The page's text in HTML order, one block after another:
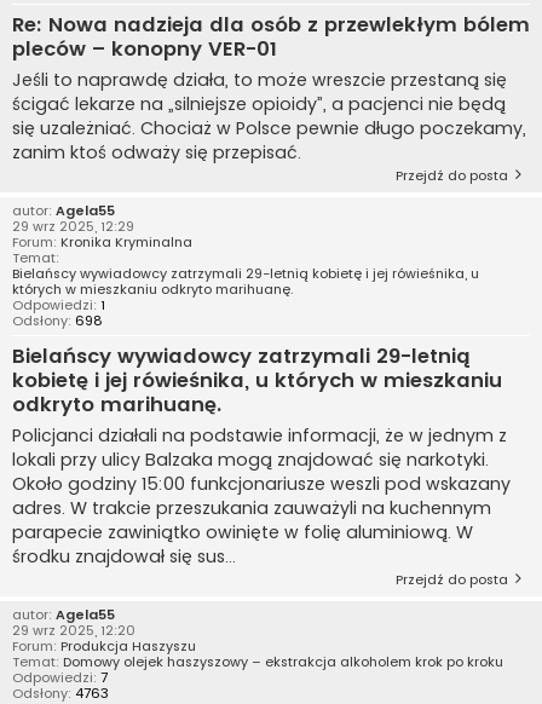
Re: Nowa nadzieja dla osób z przewlekłym bólem
pleców – konopny VER-01
Jeśli to naprawdę działa, to może wreszcie przestaną się
ścigać lekarze na „silniejsze opioidy”, a pacjenci nie będą
się uzależniać. Chociaż w Polsce pewnie długo poczekamy,
zanim ktoś odważy się przepisać.
Przejdź do posta
autor: Agela55
29 wrz 2025, 12:29
Forum: Kronika Kryminalna
Temat:
Bielańscy wywiadowcy zatrzymali 29-letnią kobietę i jej rówieśnika, u
których w mieszkaniu odkryto marihuanę.
Odpowiedzi: 1
Odsłony: 698
Bielańscy wywiadowcy zatrzymali 29-letnią
kobietę i jej rówieśnika, u których w mieszkaniu
odkryto marihuanę.
Policjanci działali na podstawie informacji, że w jednym z
lokali przy ulicy Balzaka mogą znajdować się narkotyki.
Około godziny 15:00 funkcjonariusze weszli pod wskazany
adres. W trakcie przeszukania zauważyli na kuchennym
parapecie zawiniątko owinięte w folię aluminiową. W
środku znajdował się sus...
Przejdź do posta
autor: Agela55
29 wrz 2025, 12:20
Forum: Produkcja Haszyszu
Temat: Domowy olejek haszyszowy – ekstrakcja alkoholem krok po kroku
Odpowiedzi: 7
Odsłony: 4763